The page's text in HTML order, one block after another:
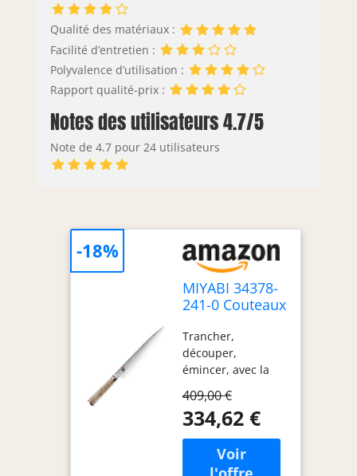
Qualité des matériaux :
Facilité d’entretien :
Polyvalence d’utilisation :
Rapport qualité-prix :
Notes des utilisateurs 4.7/5
Note de 4.7 pour 24 utilisateurs
MIYABI 34378-
241-0 Couteaux
Sujihiki
Trancher,
découper,
émincer, avec la
précision Fabriqué
au Japon Garantie :
A vie Matière :
Lame en acier
inoxydable spécial
409,00 €
334,62 €
-18%